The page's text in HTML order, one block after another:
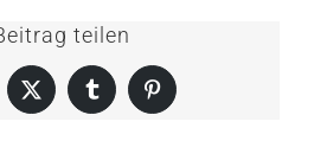
teilen
X TumblrPinterest